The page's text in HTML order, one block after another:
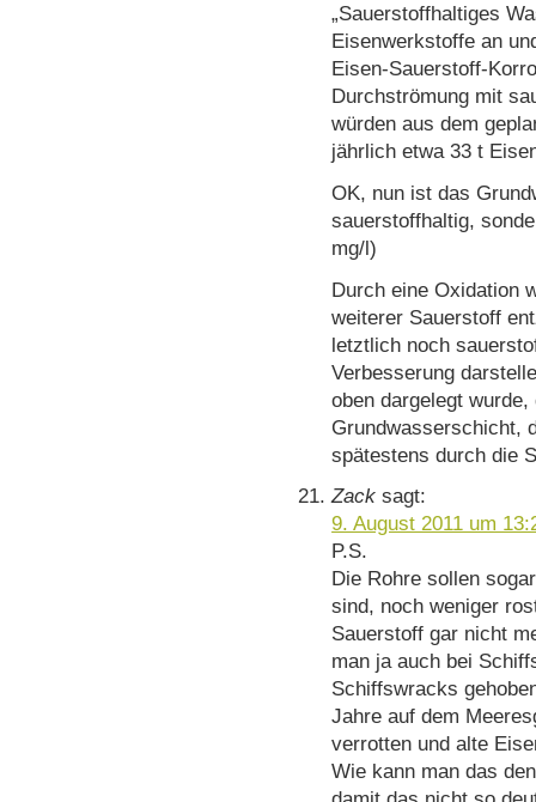
„Sauerstoffhaltiges
Eisenwerkstoffe an
Eisen-Sauerstoff-
Durchströmung mit
würden aus dem
jährlich etwa 33 t
OK, nun ist das
sauerstoffhaltig,
mg/l)
Durch eine Oxidation
weiterer Sauerstoff
letztlich noch
Verbesserung
oben dargelegt
Grundwasserschicht,
spätestens durch die
Zack sagt:
9. August 2011 um
P.S.
Die Rohre sollen
sind, noch weniger
Sauerstoff gar nicht
man ja auch bei
Schiffswracks
Jahre auf dem
verrotten und alte
Wie kann man das